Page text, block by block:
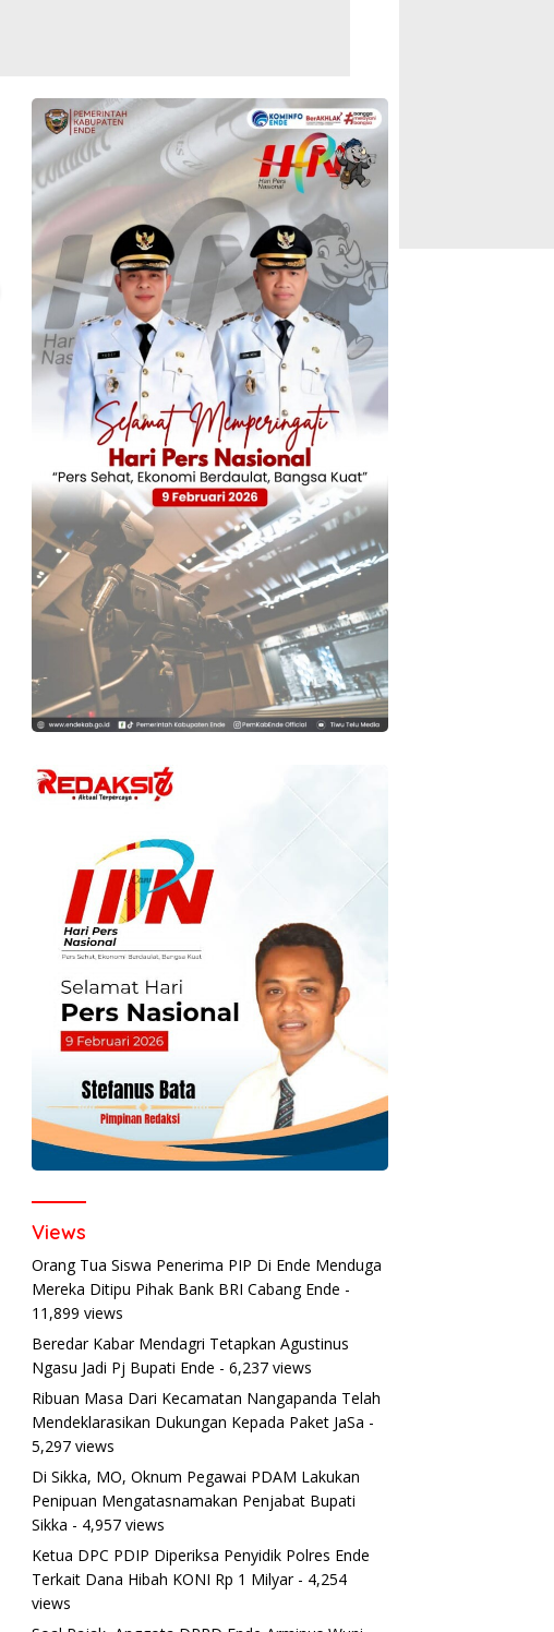
Views
Orang Tua Siswa Penerima PIP Di Ende Menduga
Mereka Ditipu Pihak Bank BRI Cabang Ende -
11,899 views
Beredar Kabar Mendagri Tetapkan Agustinus
Ngasu Jadi Pj Bupati Ende - 6,237 views
Ribuan Masa Dari Kecamatan Nangapanda Telah
Mendeklarasikan Dukungan Kepada Paket JaSa -
5,297 views
Di Sikka, MO, Oknum Pegawai PDAM Lakukan
Penipuan Mengatasnamakan Penjabat Bupati
Sikka - 4,957 views
Ketua DPC PDIP Diperiksa Penyidik Polres Ende
Terkait Dana Hibah KONI Rp 1 Milyar- 4,254
views